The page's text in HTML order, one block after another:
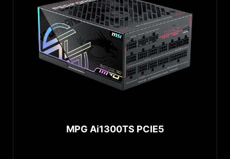
MPG Ai1300TS PCIE5